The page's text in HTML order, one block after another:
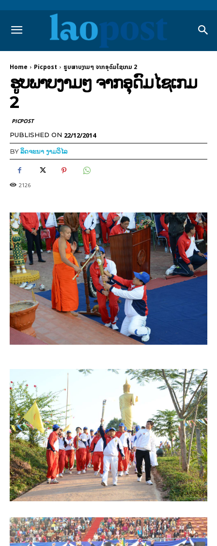
Home Picpost ຮູບພາບງາມໆ ຈາກອຸດົມໄຊເກມ 2
ຮູບພາບງາມໆ ຈາກອຸດົມໄຊເກມ
2
PICPOST
PUBLISHED ON 22/12/2014
BYລິດຈະນາ ງາມວິໄລ
2126